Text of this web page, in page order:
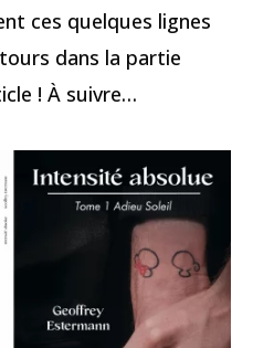
ces quelques lignes
dans la partie
! À suivre…